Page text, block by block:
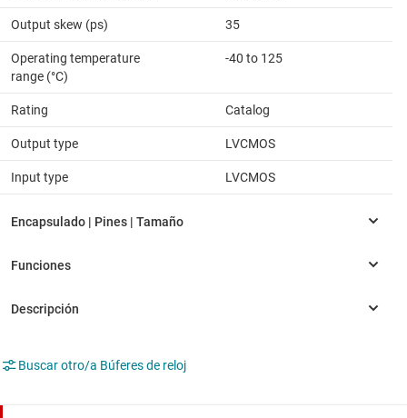
Output skew (ps) 35
Operating temperature
range (°C)
-40 to 125
Rating Catalog
Output type LVCMOS
Input type LVCMOS
Buscar otro/a Búferes de reloj